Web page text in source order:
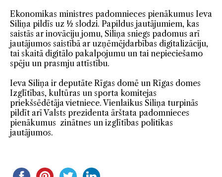
Ekonomikas ministres padomnieces pienākumus Ieva
Siliņa pildīs uz ½ slodzi. Papildus jautājumiem, kas
saistās ar inovāciju jomu, Siliņa sniegs padomus arī
jautājumos saistībā ar uzņēmējdarbības digitalizāciju,
tai skaitā digitālo pakalpojumu un tai nepieciešamo
spēju un prasmju attīstību.
Ieva Siliņa ir deputāte Rīgas domē un Rīgas domes
Izglītības, kultūras un sporta komitejas
priekšsēdētāja vietniece. Vienlaikus Siliņa turpinās
pildīt arī Valsts prezidenta ārštata padomnieces
pienākumus zinātnes un izglītības politikas
jautājumos.